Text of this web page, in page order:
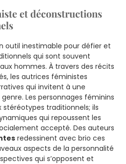
et déconstructions
outil inestimable pour défier et
qui sont souvent
hommes. À travers des récits
les autrices féministes
qui invitent à une
Les personnages féminins
traditionnels; ils
qui repoussent les
accepté. Des auteurs
redessinent avec brio ces
aspects de la personnalité
qui s’opposent et